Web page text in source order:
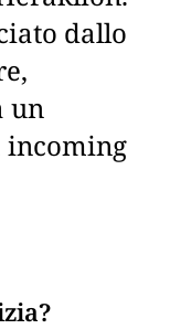
dallo
un
incoming